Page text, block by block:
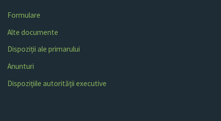
Formulare
Alte documente
Dispoziții ale primarului
Anunturi
Dispozițiile autorității executive